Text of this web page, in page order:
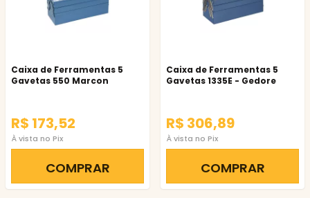
Caixa de Ferramentas 5
Gavetas 550 Marcon
R$ 173,52
À vista no Pix
COMPRAR
Caixa de Ferramentas 5
Gavetas 1335E - Gedore
R$ 306,89
À vista no Pix
COMPRAR